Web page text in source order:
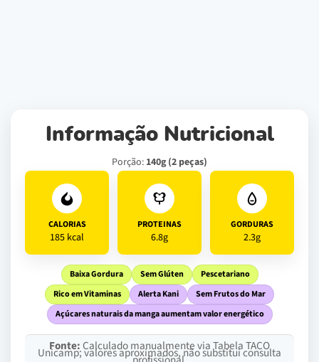
Informação Nutricional
Porção: 140g (2 peças)
CALORIAS
185 kcal
PROTEINAS
6.8g
GORDURAS
2.3g
Baixa Gordura Sem Glúten
Pescetariano
Rico em Vitaminas
Alerta Kani
Sem Frutos do Mar
Açúcares naturais da manga aumentam valor energético
Fonte:Calculado manualmente via Tabela TACO
Unicamp; valores aproximados, não substitui consulta